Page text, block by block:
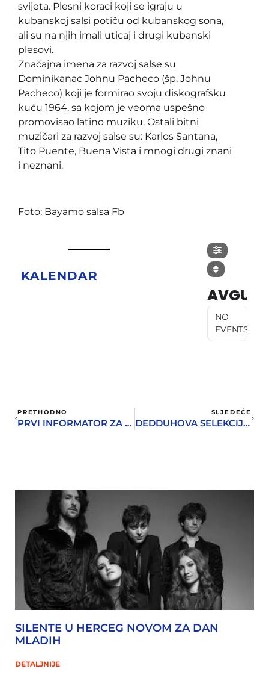
svijeta. Plesni koraci koji se igraju u
kubanskoj salsi potiču od kubanskog sona,
ali su na njih imali uticaj i drugi kubanski
plesovi.
Značajna imena za razvoj salse su
Dominikanac Johnu Pacheco (šp. Johnu
Pacheco) koji je formirao svoju diskografsku
kuću 1964. sa kojom je veoma uspešno
promovisao latino muziku. Ostali bitni
muzičari za razvoj salse su: Karlos Santana,
Tito Puente, Buena Vista i mnogi drugi znani
i neznani.
Foto: Bayamo salsa Fb
KALENDAR
AVGUST
NO
EVENTS
PRETHODNO
PRVI INFORMATOR ZA MLADE OPŠTINE HERCEG NOVI
SLJEDEĆE
DEDDUHOVA SELEKCIJA U RADIOCAFFE2B-U
SILENTE U HERCEG NOVOM ZA DAN
MLADIH
DETALJNIJE